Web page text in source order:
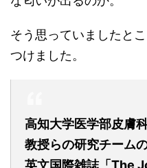
そう思っていましたと
つけました。
高知大学医学部皮膚
教授らの研究チーム
英文国際雑誌「The